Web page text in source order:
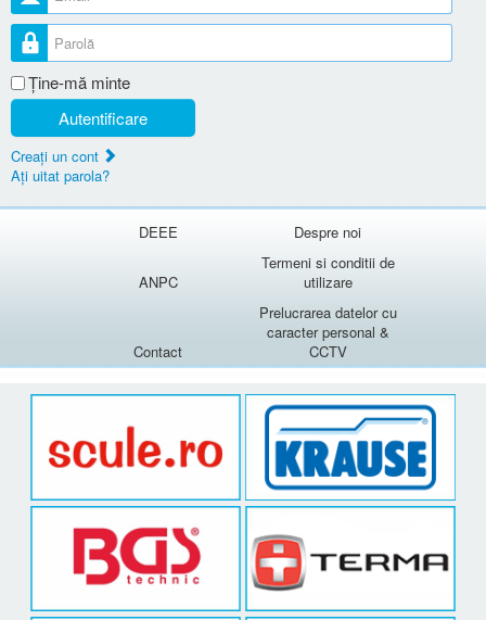
Parolă
Ţine-mă minte
Autentificare
Creaţi un cont
Aţi uitat parola?
DEEE Despre noi
ANPC
Termeni si conditii de
utilizare
Contact
Prelucrarea datelor cu
caracter personal &
CCTV